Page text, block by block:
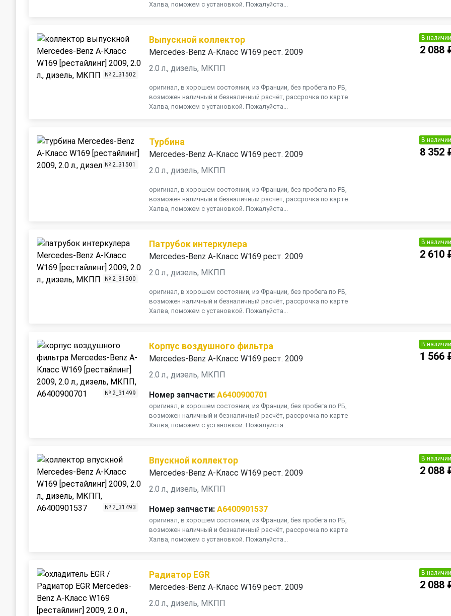
Халва, поможем с установкой. Пожалуйста...
№ 2_31502
Выпускной коллектор
Mercedes-Benz A-Класс W169 рест. 2009
2.0 л., дизель, МКПП
оригинал, в хорошем состоянии, из Франции, без пробега по РБ,
возможен наличный и безналичный расчёт, рассрочка по карте
Халва, поможем с установкой. Пожалуйста...
В наличии
2 088
№ 2_31501
Турбина
Mercedes-Benz A-Класс W169 рест. 2009
2.0 л., дизель, МКПП
оригинал, в хорошем состоянии, из Франции, без пробега по РБ,
возможен наличный и безналичный расчёт, рассрочка по карте
Халва, поможем с установкой. Пожалуйста...
В наличии
8 352
№ 2_31500
Патрубок интеркулера
Mercedes-Benz A-Класс W169 рест. 2009
2.0 л., дизель, МКПП
оригинал, в хорошем состоянии, из Франции, без пробега по РБ,
возможен наличный и безналичный расчёт, рассрочка по карте
Халва, поможем с установкой. Пожалуйста...
В наличии
2 610
№ 2_31499
Корпус воздушногo фильтра
Mercedes-Benz A-Класс W169 рест. 2009
2.0 л., дизель, МКПП
Номер запчасти: A6400900701
оригинал, в хорошем состоянии, из Франции, без пробега по РБ,
возможен наличный и безналичный расчёт, рассрочка по карте
Халва, поможем с установкой. Пожалуйста...
В наличии
1 566
№ 2_31493
Впускной коллектор
Mercedes-Benz A-Класс W169 рест. 2009
2.0 л., дизель, МКПП
Номер запчасти: A6400901537
оригинал, в хорошем состоянии, из Франции, без пробега по РБ,
возможен наличный и безналичный расчёт, рассрочка по карте
Халва, поможем с установкой. Пожалуйста...
В наличии
2 088
Радиатор EGR
Mercedes-Benz A-Класс W169 рест. 2009
2.0 л., дизель, МКПП
В наличии
2 088